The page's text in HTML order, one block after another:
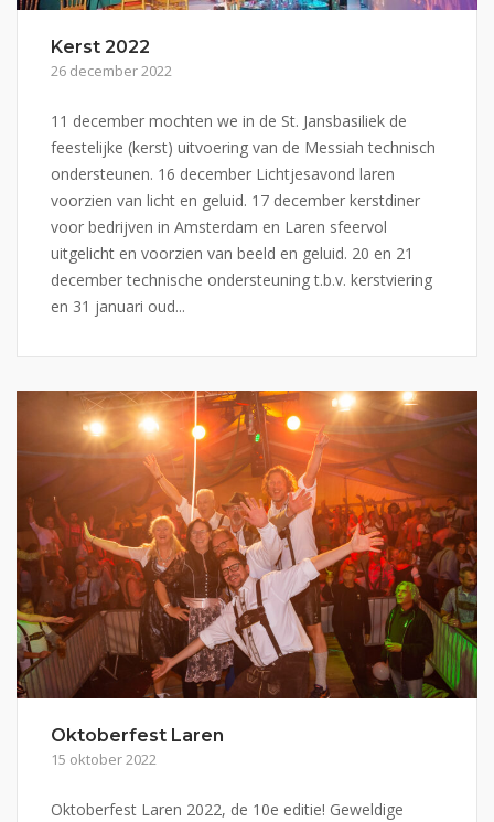
Kerst 2022
26 december 2022
11 december mochten we in de St. Jansbasiliek de
feestelijke (kerst) uitvoering van de Messiah technisch
ondersteunen. 16 december Lichtjesavond laren
voorzien van licht en geluid. 17 december kerstdiner
voor bedrijven in Amsterdam en Laren sfeervol
uitgelicht en voorzien van beeld en geluid. 20 en 21
december technische ondersteuning t.b.v. kerstviering
en 31 januari oud...
Oktoberfest Laren
15 oktober 2022
Oktoberfest Laren 2022, de 10e editie! Geweldige